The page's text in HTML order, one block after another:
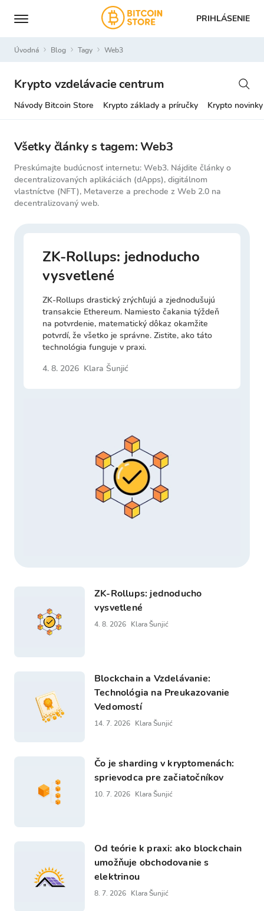
PRIHLÁSENIE
Úvodná Blog Tagy web3
Krypto vzdelávacie centrum
Návody Bitcoin Store Krypto základy a príručky Krypto novinky
Všetky články s tagem: Web3
Preskúmajte budúcnosť internetu: Web3. Nájdite články o
decentralizovaných aplikáciách (dApps), digitálnom
vlastníctve (NFT), Metaverze a prechode z Web 2.0 na
decentralizovaný web.
ZK-Rollups: jednoducho
vysvetlené
ZK-Rollups drastický zrýchľujú a zjednodušujú
transakcie Ethereum. Namiesto čakania týždeň
na potvrdenie, matematický dôkaz okamžite
potvrdí, že všetko je správne. Zistite, ako táto
technológia funguje v praxi.
4. 8. 2026 Klara Šunjić
ZK-Rollups: jednoducho
vysvetlené
4. 8. 2026 Klara Šunjić
Blockchain a Vzdelávanie:
Technológia na Preukazovanie
Vedomostí
14. 7. 2026 Klara Šunjić
Čo je sharding v kryptomenách:
sprievodca pre začiatočníkov
10. 7. 2026 Klara Šunjić
Od teórie k praxi: ako blockchain
umožňuje obchodovanie s
elektrinou
8. 7. 2026 Klara Šunjić